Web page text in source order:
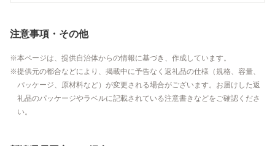
注意事項・その他
本ページは、提供自治体からの情報に基づき、作成しています。
提供元の都合などにより、掲載中に予告なく返礼品の仕様（規格、容量、
パッケージ、原材料など）が変更される場合がございます。お届けした返
礼品のパッケージやラベルに記載されている注意書きなどをご確認くださ
い。